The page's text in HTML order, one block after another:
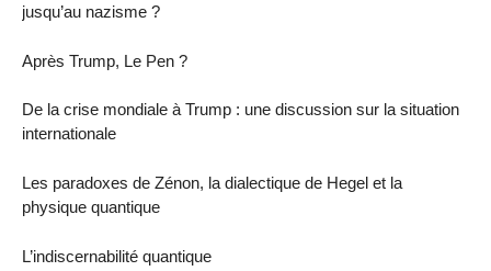
jusqu’au nazisme ?
Après Trump, Le Pen ?
De la crise mondiale à Trump : une discussion sur la situation
internationale
Les paradoxes de Zénon, la dialectique de Hegel et la
physique quantique
L’indiscernabilité quantique